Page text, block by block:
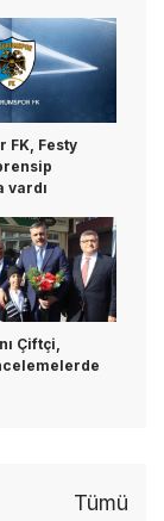
FK, Festy
vardı
Çiftçi,
Tümü